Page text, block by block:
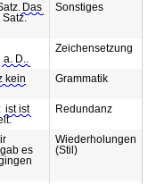
Das
Sonstiges
a. D..
Zeichensetzung
kein
Grammatik
ist ist
Redundanz
es
Wiederholungen
(Stil)